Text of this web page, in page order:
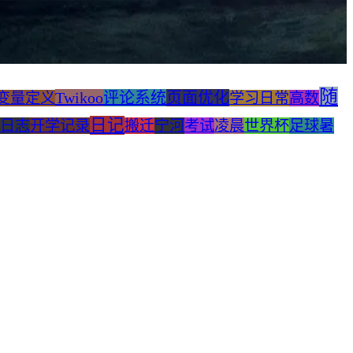
量定义Twikoo评论系统页面优化学习日常高数随
志开学记录 日记搬迁宁河 考试凌晨世界杯足球暑